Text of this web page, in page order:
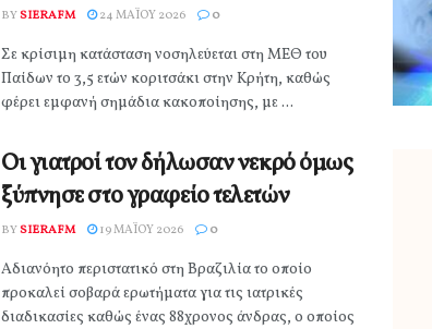
BYSIERAFM 24 ΜΑΪ́ΟΥ 2026 0
Σε κρίσιμη κατάσταση νοσηλεύεται στη ΜΕΘ του
Παίδων το 3,5 ετών κοριτσάκι στην Κρήτη, καθώς
φέρει εμφανή σημάδια κακοποίησης, με ...
Οι γιατροί τον δήλωσαν νεκρό όμως
ξύπνησε στο γραφείο τελετών
BYSIERAFM 19 ΜΑΪ́ΟΥ 2026 0
Αδιανόητο περιστατικό στη Βραζιλία το οποίο
προκαλεί σοβαρά ερωτήματα για τις ιατρικές
διαδικασίες καθώς ένας 88χρονος άνδρας, ο οποίος